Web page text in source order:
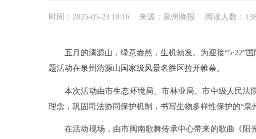
时间：2025-05-23 10:16 来源：泉州晚报 阅读人数：
五月的清源山，绿意盎然，生机勃发。为迎接“5·22”
题活动在泉州清源山国家级风景名胜区拉开帷幕。
本次活动由市生态环境局、市林业局、市中级人民
理念，巩固司法协同保护机制，书写生物多样性保护的“泉
在活动现场，由市闽南歌舞传承中心带来的歌曲《